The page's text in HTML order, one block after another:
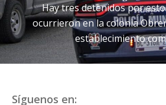
Hay tres detenidos por
ocurrieron en la colonia
establecimiento
Síguenos en: